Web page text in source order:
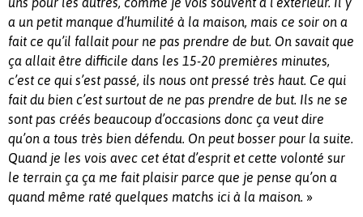
a un petit manque d’humilité à la maison, mais ce soir on a
fait ce qu’il fallait pour ne pas prendre de but. On savait que
ça allait être difficile dans les 15-20 premières minutes,
c’est ce qui s’est passé, ils nous ont pressé très haut. Ce qui
fait du bien c’est surtout de ne pas prendre de but. Ils ne se
sont pas créés beaucoup d’occasions donc ça veut dire
qu’on a tous très bien défendu. On peut bosser pour la suite.
Quand je les vois avec cet état d’esprit et cette volonté sur
le terrain ça ça me fait plaisir parce que je pense qu’on a
quand même raté quelques matchs ici à la maison. »